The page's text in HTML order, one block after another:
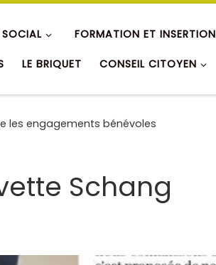
SOCIAL FORMATION ET INSERTION
LE BRIQUET CONSEIL CITOYEN
les engagements bénévoles
Schang